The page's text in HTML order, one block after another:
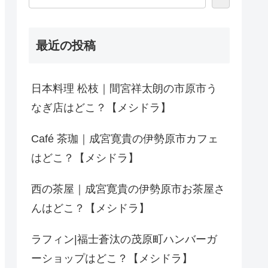
最近の投稿
日本料理 松枝｜間宮祥太朗の市原市う
なぎ店はどこ？【メシドラ】
Café 茶珈｜成宮寛貴の伊勢原市カフェ
はどこ？【メシドラ】
西の茶屋｜成宮寛貴の伊勢原市お茶屋さ
んはどこ？【メシドラ】
ラフィン|福士蒼汰の茂原町ハンバーガ
ーショップはどこ？【メシドラ】